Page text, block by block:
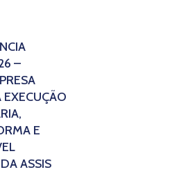
–
EXECUÇÃO
E
ASSIS